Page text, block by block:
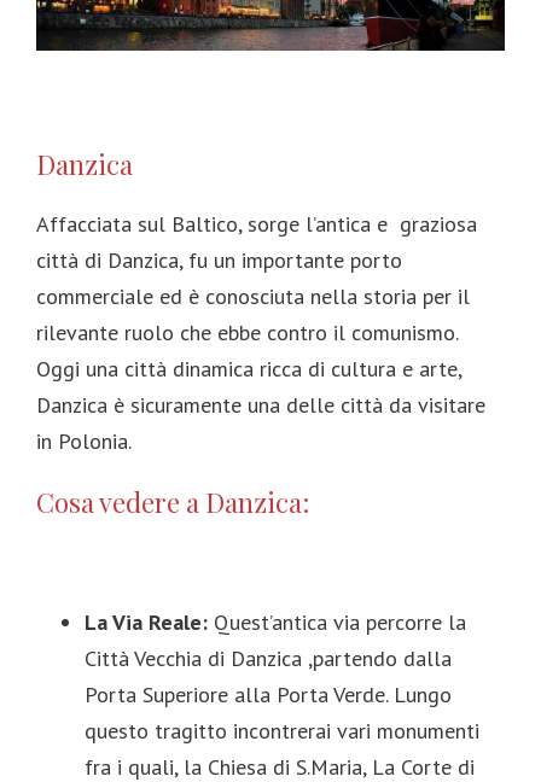
Danzica
Affacciata sul Baltico, sorge l’antica e graziosa
città di Danzica, fu un importante porto
commerciale ed è conosciuta nella storia per il
rilevante ruolo che ebbe contro il comunismo.
Oggi una città dinamica ricca di cultura e arte,
Danzica è sicuramente una delle città da visitare
in Polonia.
Cosa vedere a Danzica:
La Via Reale: Quest’antica via percorre la
Città Vecchia di Danzica ,partendo dalla
Porta Superiore alla Porta Verde. Lungo
questo tragitto incontrerai vari monumenti
fra i quali, la Chiesa di S.Maria, La Corte di